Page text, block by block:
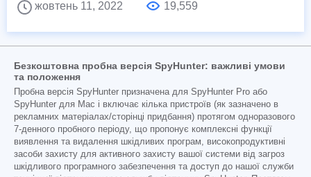
жовтень 11, 2022
19,559
Безкоштовна пробна версія SpyHunter: важливі умови
та положення
Пробна версія SpyHunter призначена для SpyHunter Pro або
SpyHunter для Mac і включає кілька пристроїв (як зазначено в
рекламних матеріалах/сторінці придбання) протягом одноразового
7-денного пробного періоду, що пропонує комплексні функції
виявлення та видалення шкідливих програм, високопродуктивні
засоби захисту для активного захисту вашої системи від загроз
шкідливого програмного забезпечення та доступ до нашої служби